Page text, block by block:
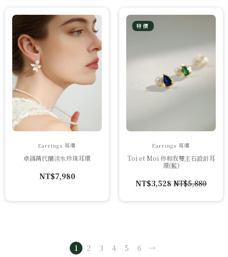
Earrings 耳環
卓錦萬代蘭淡水珍珠耳環
NT$7,980
特價
Earrings 耳環
Toi et Moi 你和我雙主石設計耳
環(藍)
NT$5,880
原
價
NT$3,528目
價
1 2 3 4 5 6 →